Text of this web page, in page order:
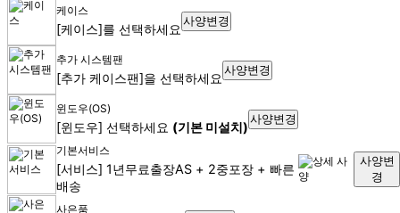
케이스
[케이스]를 선택하세요
사양변경
추가 시스템팬
[추가 케이스팬]을 선택하세요
사양변경
윈도우(OS)
[윈도우] 선택하세요 (기본 미설치)
사양변경
기본서비스
[서비스] 1년무료출장AS + 2중포장 + 빠른
배송
사양변
경
사은품